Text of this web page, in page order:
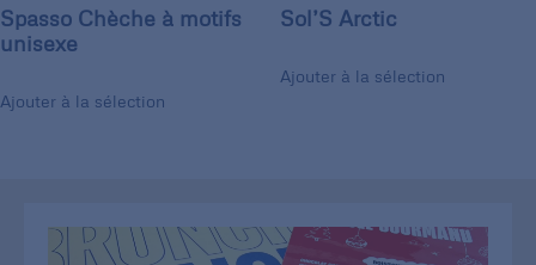
Spasso Chèche à motifs
unisexe
Ajouter à la sélection
Sol’S Arctic
Ajouter à la sélection